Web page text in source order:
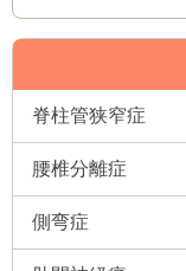
脊柱管狭窄症
腰椎分離症
側弯症